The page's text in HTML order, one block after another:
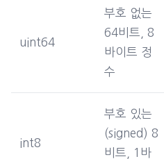
uint64
부호 없는
64비트, 8
바이트 정
수
int8
부호 있는
(signed) 8
비트, 1바